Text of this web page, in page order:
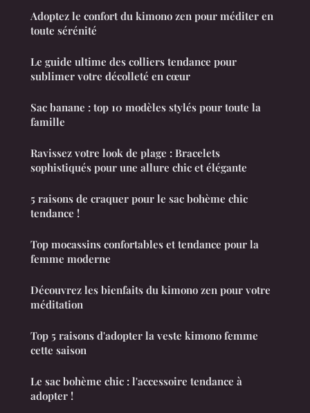
Adoptez le confort du kimono zen pour méditer en
toute sérénité
Le guide ultime des colliers tendance pour
sublimer votre décolleté en cœur
Sac banane : top 10 modèles stylés pour toute la
famille
Ravissez votre look de plage : Bracelets
sophistiqués pour une allure chic et élégante
5 raisons de craquer pour le sac bohème chic
tendance !
Top mocassins confortables et tendance pour la
femme moderne
Découvrez les bienfaits du kimono zen pour votre
méditation
Top 5 raisons d'adopter la veste kimono femme
cette saison
Le sac bohème chic : l'accessoire tendance à
adopter !